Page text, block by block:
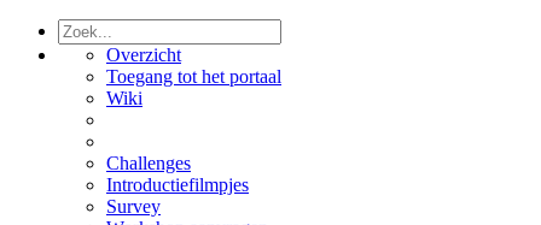
Overzicht
Toegang tot het portaal
Wiki
Challenges
Introductiefilmpjes
Survey